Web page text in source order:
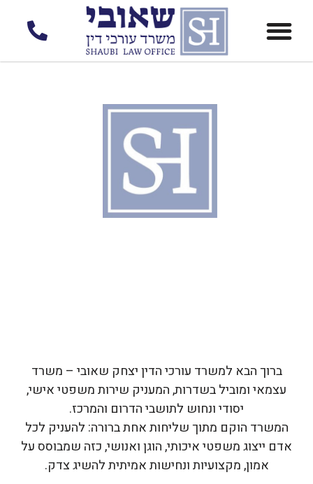
ברוך הבא למשרד עורכי הדין יצחק שאובי – משרד
עצמאי ומוביל בשדרות, המעניק שירות משפטי אישי,
יסודי ונחוש לתושבי הדרום והמרכז.
המשרד הוקם מתוך שליחות אחת ברורה: להעניק לכל
אדם ייצוג משפטי איכותי, הוגן ואנושי, כזה שמבוסס על
אמון, מקצועיות ונחישות אמיתית להשיג צדק.